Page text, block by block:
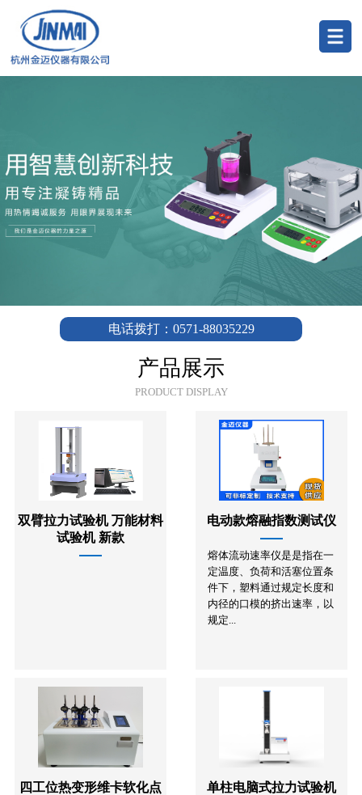
电话拨打：0571-88035229
产品展示
PRODUCT DISPLAY
双臂拉力试验机 万能材料
试验机 新款
电动款熔融指数测试仪
熔体流动速率仪是是指在一
定温度、负荷和活塞位置条
件下，塑料通过规定长度和
内径的口模的挤出速率，以
规定...
四工位热变形维卡软化点
单柱电脑式拉力试验机